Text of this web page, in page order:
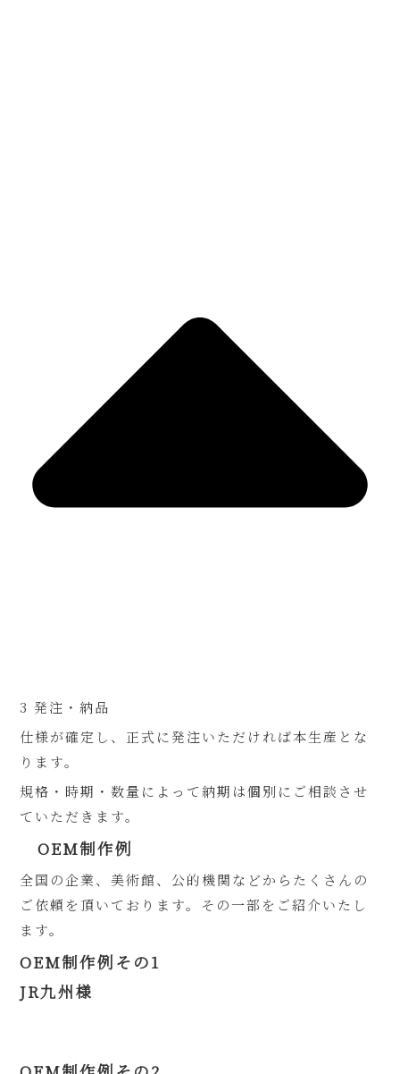
3 発注・納品
仕様が確定し、正式に発注いただければ本生産とな
ります。
規格・時期・数量によって納期は個別にご相談させ
ていただきます。
OEM制作例
全国の企業、美術館、公的機関などからたくさんの
ご依頼を頂いております。その一部をご紹介いたし
ます。
OEM制作例その1
JR九州様